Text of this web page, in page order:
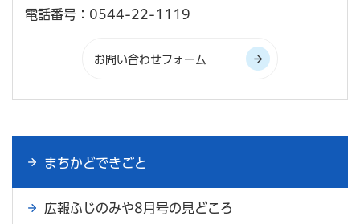
電話番号：0544-22-1119
まちかどできごと
広報ふじのみや8月号の見どころ